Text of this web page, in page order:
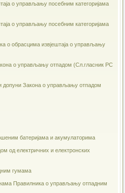
о управљању посебним категоријама
о управљању посебним категоријама
о обрасцима извјештаја о управљању
о управљању отпадом (Сл.гласник РС
допуни Закона о управљању отпадом
батеријама и акумулаторима
од електричних и електронских
гумама
Правилника о управљању отпадним